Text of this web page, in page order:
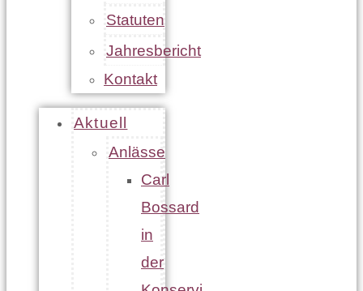
Statuten
Jahresbericht
Kontakt
Aktuell
Anlässe
Carl
Bossard
in
der